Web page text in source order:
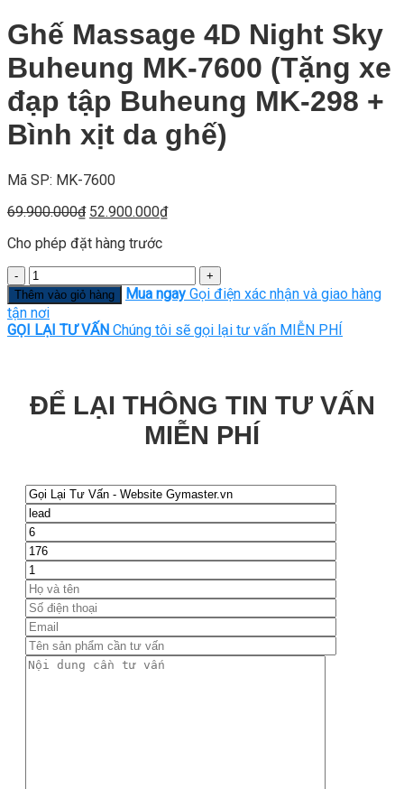
Ghế Massage 4D Night Sky
Buheung MK-7600 (Tặng xe
đạp tập Buheung MK-298 +
Bình xịt da ghế)
Mã SP: MK-7600
69.900.000₫ Giá
là:
69.900.000₫.
52.900.000₫Giá
là:
52.900.000₫.
Cho phép đặt hàng trước
Số
lượng
Thêm vào giỏ hàng Mua ngay Gọi điện xác nhận và giao hàng
tận nơi
GỌI LẠI TƯ VẤN Chúng tôi sẽ gọi lại tư vấn MIỄN PHÍ
ĐỂ LẠI THÔNG TIN TƯ VẤN
MIỄN PHÍ